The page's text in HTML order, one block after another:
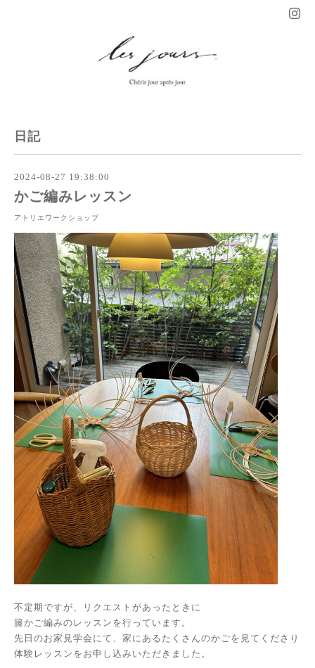
日記
2024-08-27 19:38:00
かご編みレッスン
アトリエワークショップ
不定期ですが、リクエストがあったときに
籐かご編みのレッスンを行っています。
先日のお家見学会にて、家にあるたくさんのかごを見てくださり
体験レッスンをお申し込みいただきました。